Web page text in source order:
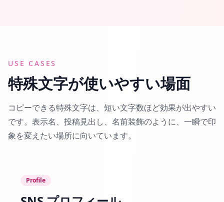
USE CASES
特殊文字が使いやすい場面
コピーできる特殊文字は、短い文字数ほど効果が出やすい
です。表示名、投稿見出し、名前装飾のように、一瞬で印
象を変えたい場所に向いています。
Profile